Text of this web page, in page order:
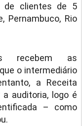
de clientes de 5
Pernambuco, Rio
recebem as
o intermediário
a Receita
auditoria, logo é
– como